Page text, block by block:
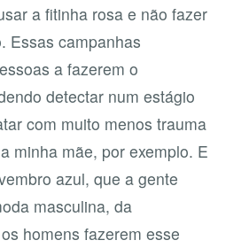
a fitinha rosa e não fazer
Essas campanhas
a fazerem o
detectar num estágio
com muito menos trauma
minha mãe, por exemplo. E
azul, que a gente
masculina, da
homens fazerem esse